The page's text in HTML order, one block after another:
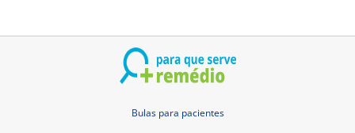
Bulas para pacientes